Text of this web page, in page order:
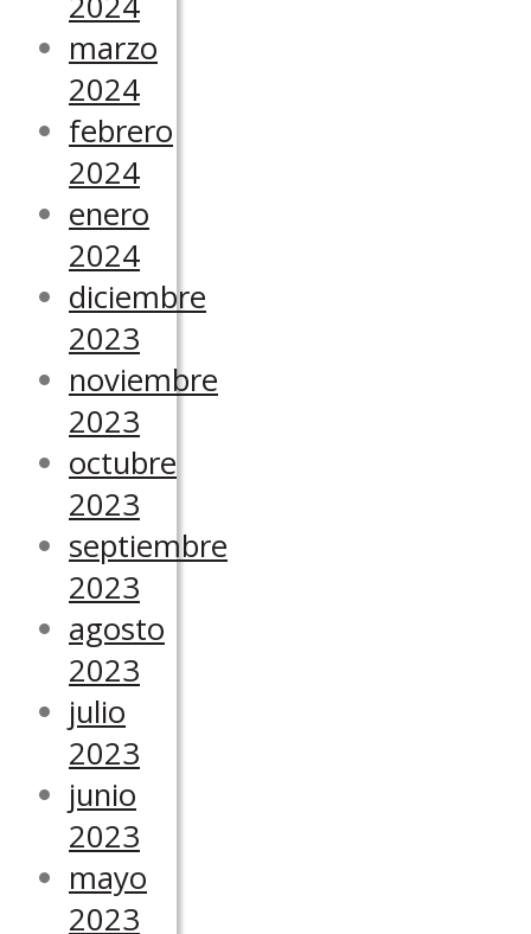
marzo
2024
febrero
2024
enero
2024
diciembre
2023
noviembre
2023
octubre
2023
septiembre
2023
agosto
2023
julio
2023
junio
2023
mayo
2023